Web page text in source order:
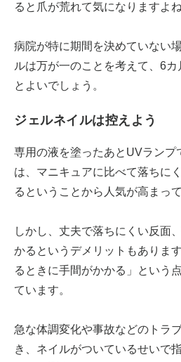
ると爪が荒れて気になりますよね
病院が特に期間を決めていない
ルは万が一のことを考えて、6
とよいでしょう。
ジェルネイルは控えよう
専用の液を塗ったあとUVランプ
は、マニキュアに比べて落ちに
るということから人気が高まって
しかし、丈夫で落ちにくい反面
かるというデメリットもありま
るときに手間がかかる」という
ています。
急な体調変化や事故などのトラ
き、ネイルがついているせいで